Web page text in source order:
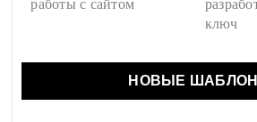
работы с сайтом
ключ
НОВЫЕ